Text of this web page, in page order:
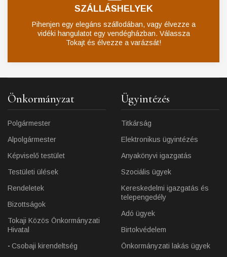
SZÁLLÁSHELYEK
Pihenjen egy elegáns szállodában, vagy élvezze a
vidéki hangulatot egy vendégházban. Válassza
Tokajt és élvezze a varázsát!
Önkormányzat
Polgármester
Alpolgármester
Képviselő testület
Testületi ülések
Rendeletek
Bizottságok
Tokaji Közös Önkormányzati
Hivatal
Csobaji kirendeltség
Ügyintézés
Titkárság
Elektronikus ügyintézés
Anyakönyvi igazgatás
Szociális ügyek
Kereskedelmi igazgatás és
telepengedély
Adó ügyek
Birtokvédelem
Önkormányzati lakás ügyek